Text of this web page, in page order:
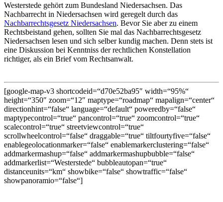
Westerstede gehört zum Bundesland Niedersachsen. Das
Nachbarrecht in Niedersachsen wird geregelt durch das
Nachbarrechtsgesetz Niedersachsen. Bevor Sie aber zu einem
Rechtsbeistand gehen, sollten Sie mal das Nachbarrechtsgesetz
Niedersachsen lesen und sich selber kundig machen. Denn stets ist
eine Diskussion bei Kenntniss der rechtlichen Konstellation
richtiger, als ein Brief vom Rechtsanwalt.
[google-map-v3 shortcodeid=“d70e52ba95″ width=“95%“
height=“350″ zoom=“12″ maptype=“roadmap“ mapalign=“center“
directionhint=“false“ language=“default“ poweredby=“false“
maptypecontrol=“true“ pancontrol=“true“ zoomcontrol=“true“
scalecontrol=“true“ streetviewcontrol=“true“
scrollwheelcontrol=“false“ draggable=“true“ tiltfourtyfive=“false“
enablegeolocationmarker=“false“ enablemarkerclustering=“false“
addmarkermashup=“false“ addmarkermashupbubble=“false“
addmarkerlist=“Westerstede“ bubbleautopan=“true“
distanceunits=“km“ showbike=“false“ showtraffic=“false“
showpanoramio=“false“]